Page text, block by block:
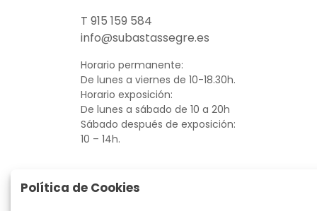
T 915 159 584
info@subastassegre.es
Horario permanente:
De lunes a viernes de 10-18.30h.
Horario exposición:
De lunes a sábado de 10 a 20h
Sábado después de exposición:
10 – 14h.
Política de Cookies